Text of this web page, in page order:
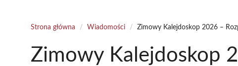
Strona główna / Wiadomości / Zimowy Kalejdoskop 2026 –
Zimowy Kalejdoskop